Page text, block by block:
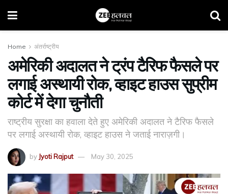
Home अंतर्राष्ट्रीय
अमेरिकी अदालत ने ट्रंप टैरिफ फैसले पर
लगाई अस्थायी रोक, व्हाइट हाउस सुप्रीम
कोर्ट में देगा चुनौती
राष्ट्रीय सुरक्षा का हवाला देते हुए अमेरिकी अदालत ने टैरिफ फैसले
पर लगाई अस्थायी रोक, व्हाइट हाउस ने जताई नाराज़गी।
by Jyoti Rajput May 30, 2025